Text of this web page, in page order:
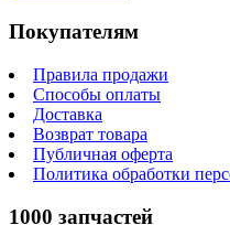
Покупателям
Правила продажи
Способы оплаты
Доставка
Возврат товара
Публичная оферта
Политика обработки
1000 запчастей